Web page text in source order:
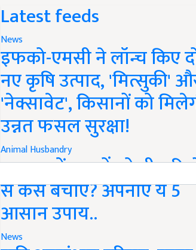
Latest feeds
News
इफको-एमसी ने लॉन्च किए
नए कृषि उत्पाद, 'मित्सुकी'
'नेक्सावेट', किसानों को
उन्नत फसल सुरक्षा!
Animal Husbandry
बरसात में पशुओं को
से कैसे बचाएं? अपनाएं ये 5
आसान उपाय..
News